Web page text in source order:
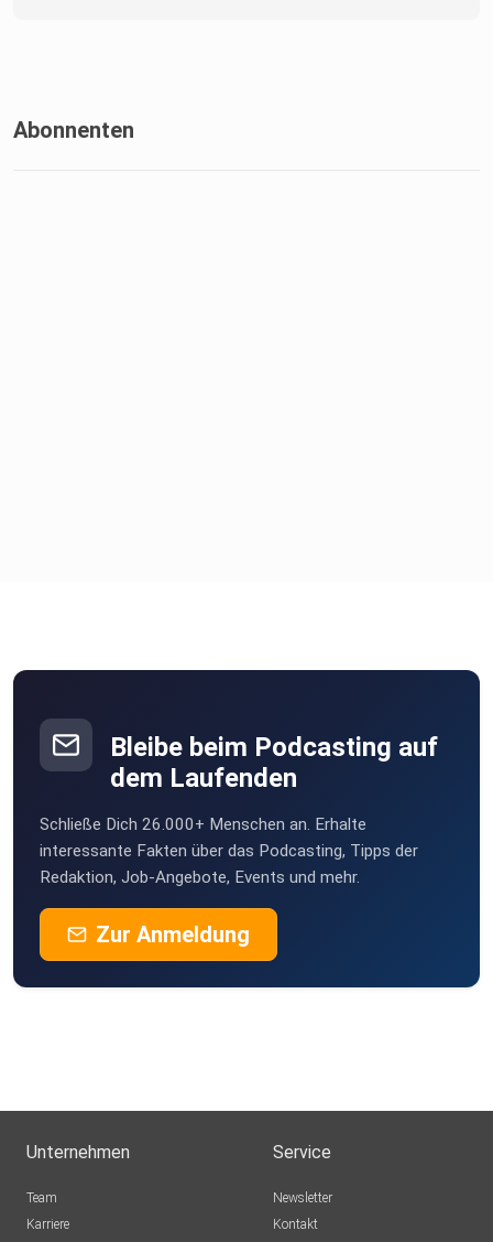
Abonnenten
Bleibe beim Podcasting auf
dem Laufenden
Schließe Dich 26.000+ Menschen an. Erhalte
interessante Fakten über das Podcasting, Tipps der
Redaktion, Job-Angebote, Events und mehr.
Zur Anmeldung
Unternehmen
Team
Karriere
Service
Newsletter
Kontakt